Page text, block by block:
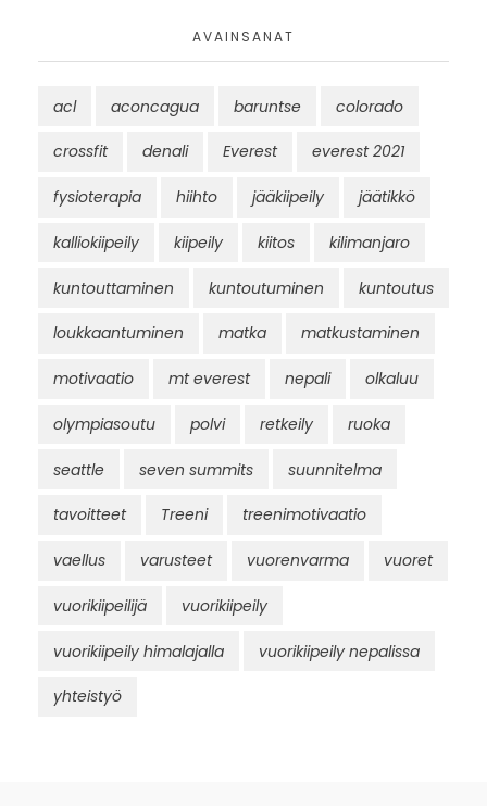
AVAINSANAT
acl aconcagua baruntse colorado
crossfit denali Everest everest 2021
fysioterapia hiihto jääkiipeily jäätikkö
kalliokiipeily kiipeily kiitos kilimanjaro
kuntouttaminen kuntoutuminen kuntoutus
loukkaantuminen matka matkustaminen
motivaatio mt everest nepali olkaluu
olympiasoutu polvi retkeily ruoka
seattle seven summits suunnitelma
tavoitteet Treeni treenimotivaatio
vaellus varusteet vuorenvarma vuoret
vuorikiipeilijä vuorikiipeily
vuorikiipeily himalajalla vuorikiipeily nepalissa
yhteistyö